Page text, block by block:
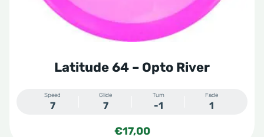
Latitude 64 – Opto River
Speed
7
Glide
7
Turn
-1
Fade
1
€17,00